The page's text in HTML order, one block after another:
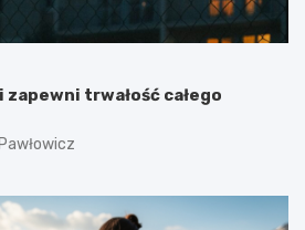
trwałość całego